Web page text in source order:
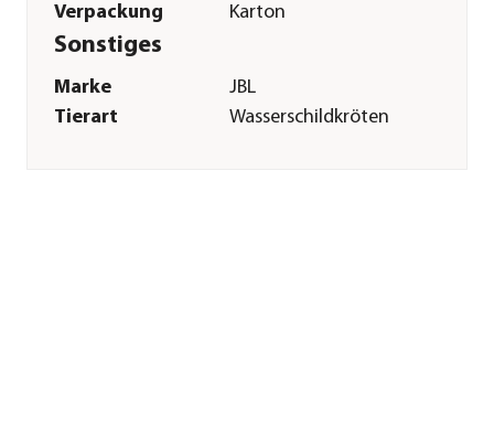
Verpackung Karton
Sonstiges
Marke
JBL
Tierart
Wasserschildkröten